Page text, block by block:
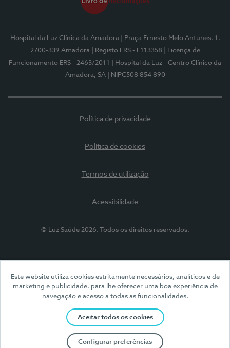
Este website utiliza cookies estritamente necessários, analíticos e de
marketing e publicidade, para lhe oferecer uma boa experiência de
navegação e acesso a todas as funcionalidades.
Aceitar todos os cookies
Configurar preferências
Hospital da Luz Clínica da Amadora
| Praça Ernesto Melo Antunes, 1,
2700-339 Amadora
| Registo ERS - E113358
| Licença de
Funcionamento ERS - 2463/2011
| Hospital da Luz - Centro Clínico da
Amadora, SA
| NIPC508 854 890
Política de privacidade
Política de cookies
Termos de utilização
Acessibilidade
© Luz Saúde 2026. Todos os direitos reservados.